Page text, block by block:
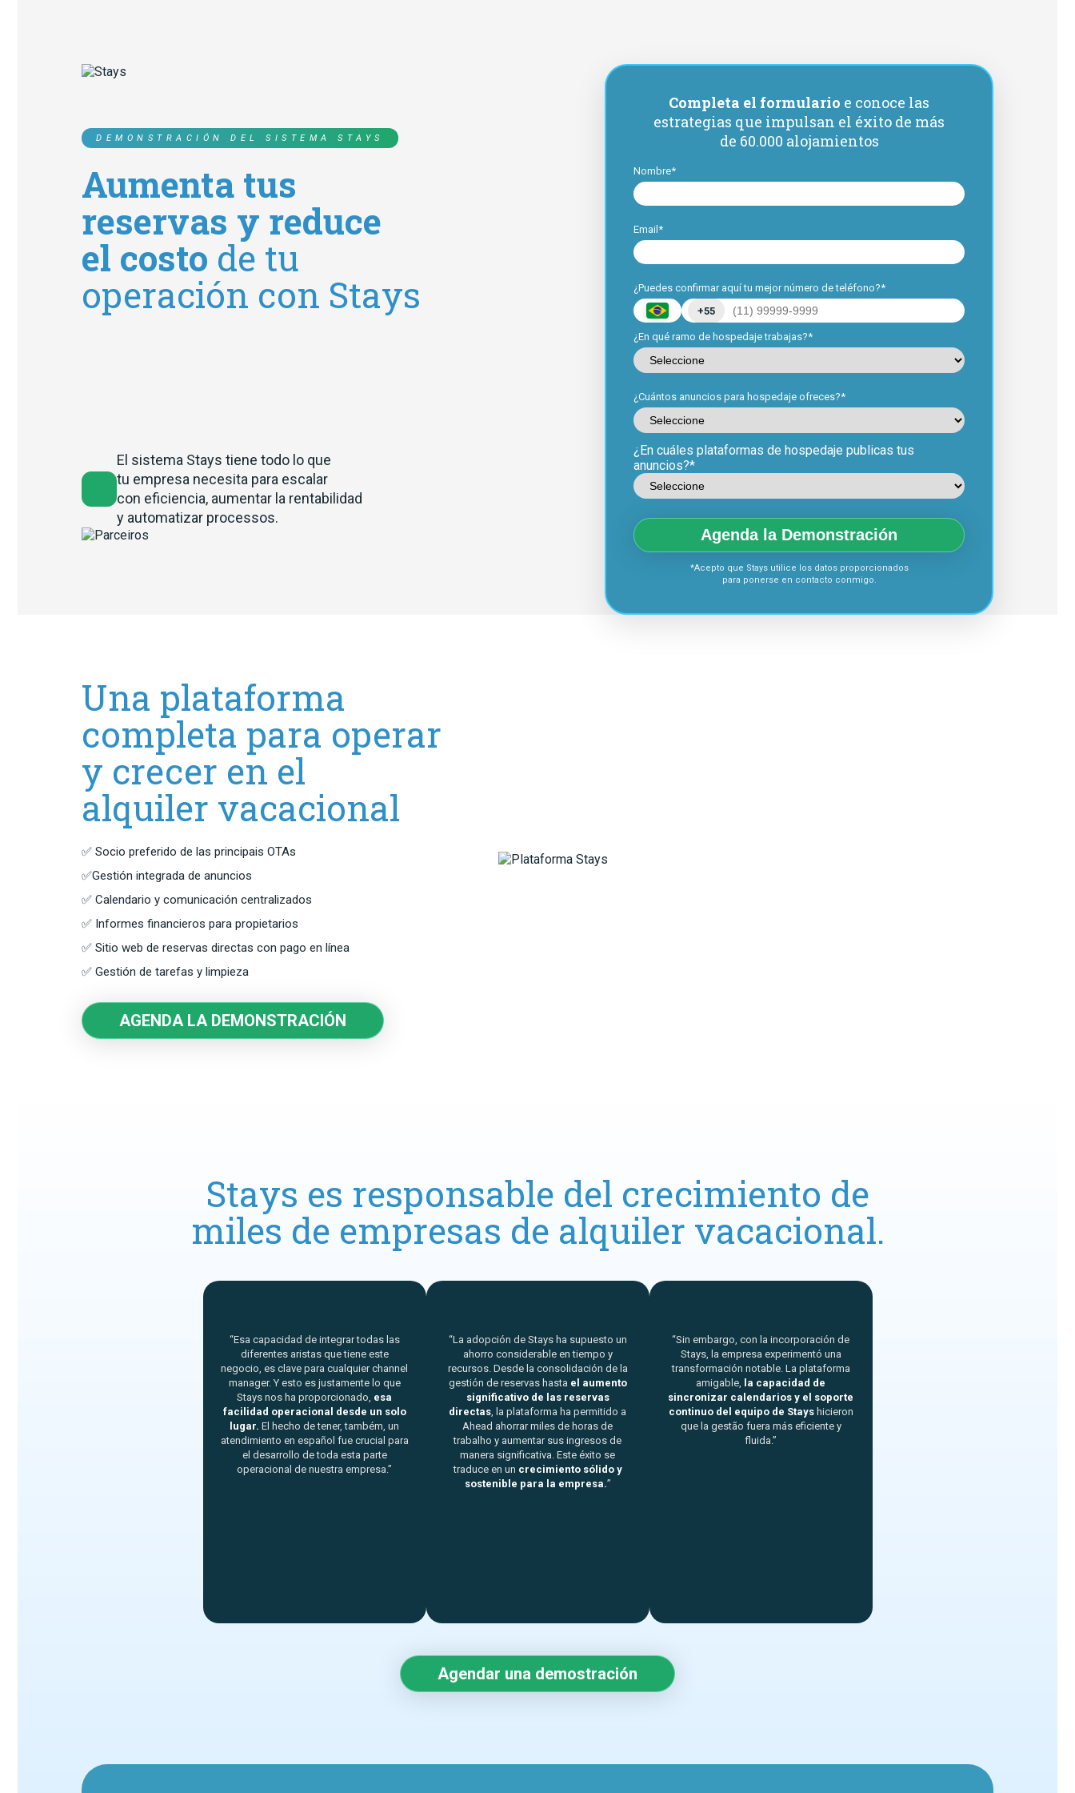
DEMONSTRACIÓN DEL SISTEMA STAYS
Aumenta tus
reservas y reduce
el costo de tu
operación con Stays
Completa el formulario e conoce las
estrategias que impulsan el éxito de más
de 60.000 alojamientos
Nombre*
Email*
¿Puedes confirmar aquí tu mejor número de teléfono?*
+55
¿En qué ramo de hospedaje trabajas?*
¿Cuántos anuncios para hospedaje ofreces?*
¿En cuáles plataformas de hospedaje publicas tus
anuncios?*
Agenda la Demonstración
*Acepto que Stays utilice los datos proporcionados
para ponerse en contacto conmigo.
El sistema Stays tiene todo lo que
tu empresa necesita para escalar
con eficiencia, aumentar la rentabilidad
y automatizar processos.
Una plataforma
completa para operar
y crecer en el
alquiler vacacional
✅ Socio preferido de las principais OTAs
✅Gestión integrada de anuncios
✅ Calendario y comunicación centralizados
✅ Informes financieros para propietarios
✅ Sitio web de reservas directas con pago en línea
✅ Gestión de tarefas y limpieza
AGENDA LA DEMONSTRACIÓN
Stays es responsable del crecimiento de
miles de empresas de alquiler vacacional.
“Esa capacidad de integrar todas las
diferentes aristas que tiene este
negocio, es clave para cualquier channel
manager. Y esto es justamente lo que
Stays nos ha proporcionado, esa
facilidad operacional desde un solo
lugar. El hecho de tener, também, un
atendimiento en español fue crucial para
el desarrollo de toda esta parte
operacional de nuestra empresa.”
“La adopción de Stays ha supuesto un
ahorro considerable en tiempo y
recursos. Desde la consolidación de la
gestión de reservas hasta el aumento
significativo de las reservas
directas, la plataforma ha permitido a
Ahead ahorrar miles de horas de
trabalho y aumentar sus ingresos de
manera significativa. Este éxito se
traduce en un crecimiento sólido y
sostenible para la empresa.”
“Sin embargo, con la incorporación de
Stays, la empresa experimentó una
transformación notable. La plataforma
amigable, la capacidad de
sincronizar calendarios y el soporte
continuo del equipo de Stayshicieron
que la gestão fuera más eficiente y
fluida.”
Agendar una demostración